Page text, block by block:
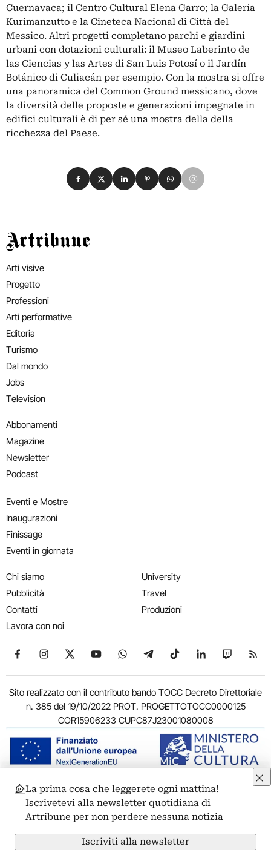
Cuernavaca; il Centro Cultural Elena Garro; la Galería
Kurimanzutto e la Cineteca Nacional di Città del
Messico. Altri progetti completano parchi e giardini
urbani con dotazioni culturali: il Museo Laberinto de
las Ciencias y las Artes di San Luis Potosí o il Jardín
Botánico di Culiacán per esempio. Con la mostra si offre
una panoramica del Common Ground messicano, dove
la diversità delle proposte e generazioni impegnate in
edifici culturali è di per sé una mostra della della
ricchezza del Paese.
Condividi su Facebook
Condividi su X
Condividi su LinkedIn
Condividi su Pinterest
Condividi su WhatsApp
Condividi su Email
Artribune
Arti visive
Progetto
Professioni
Arti performative
Editoria
Turismo
Dal mondo
Jobs
Television
Abbonamenti
Magazine
Newsletter
Podcast
Eventi e Mostre
Inaugurazioni
Finissage
Eventi in giornata
Chi siamo
Pubblicità
Contatti
Lavora con noi
University
Travel
Produzioni
Seguici su Facebook
Seguici su Instagram
Seguici su X
Seguici su YouTube
Seguici su WhatsApp
Seguici su Telegram
Seguici su TikTok
Seguici su
Seguici
Sito realizzato con il contributo bando TOCC Decreto Direttoriale
n. 385 del 19/10/2022 PROT. PROGETTOTOCC0000125
COR15906233 CUPC87J23001080008
© 2011-2026 ARTRIBUNE srl – Corso Vittorio Emanuele II, 287 –
00186 Roma - P.I. 11381581005
Privacy: Responsabile della protezione dei dati personali
ARTRIBUNE srl – Corso Vittorio Emanuele II, 287 – 00186 Roma
Termini e condizioniPrivacy PolicyCookie PolicyCredits
La prima cosa che leggerete ogni mattina!
Iscrivetevi alla newsletter quotidiana di
Artribune per non perdere nessuna notizia
Iscriviti alla newsletter